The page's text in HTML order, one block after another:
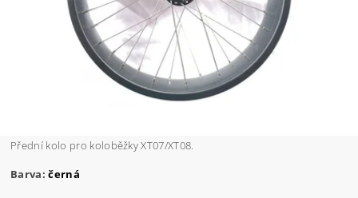
Přední kolo pro koloběžky XT07/XT08.
Barva:černá